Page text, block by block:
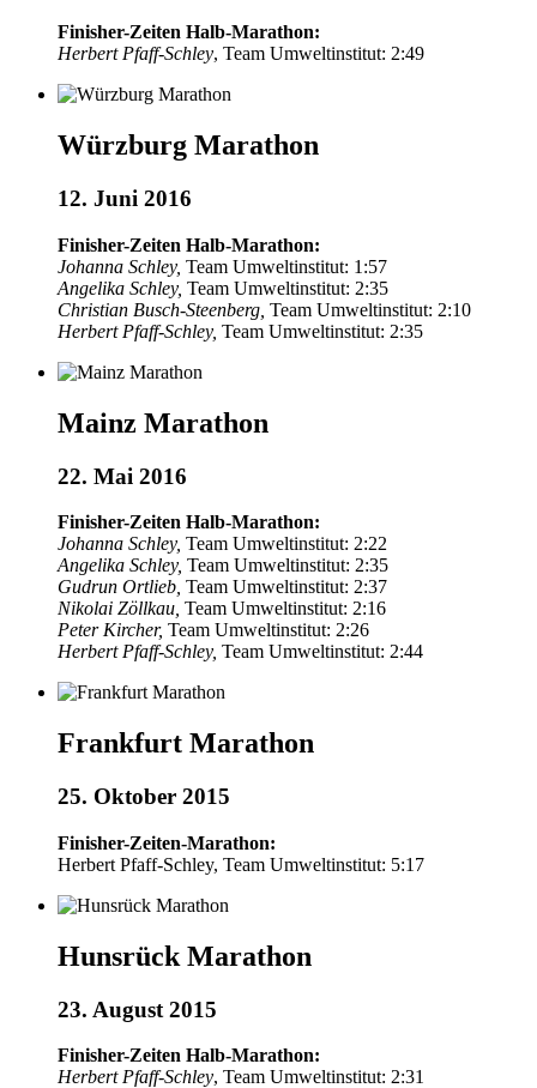
Finisher-Zeiten Halb-Marathon:
Herbert Pfaff-Schley, Team Umweltinstitut: 2:49
Würzburg Marathon
12. Juni 2016
Finisher-Zeiten Halb-Marathon:
Johanna Schley, Team Umweltinstitut: 1:57
Angelika Schley, Team Umweltinstitut: 2:35
Christian Busch-Steenberg, Team Umweltinstitut: 2:10
Herbert Pfaff-Schley, Team Umweltinstitut: 2:35
Mainz Marathon
22. Mai 2016
Finisher-Zeiten Halb-Marathon:
Johanna Schley, Team Umweltinstitut: 2:22
Angelika Schley, Team Umweltinstitut: 2:35
Gudrun Ortlieb, Team Umweltinstitut: 2:37
Nikolai Zöllkau, Team Umweltinstitut: 2:16
Peter Kircher, Team Umweltinstitut: 2:26
Herbert Pfaff-Schley, Team Umweltinstitut: 2:44
Frankfurt Marathon
25. Oktober 2015
Finisher-Zeiten-Marathon:
Herbert Pfaff-Schley, Team Umweltinstitut: 5:17
Hunsrück Marathon
23. August 2015
Finisher-Zeiten Halb-Marathon:
Herbert Pfaff-Schley, Team Umweltinstitut: 2:31